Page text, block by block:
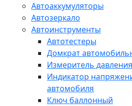
Автоаккумуляторы
Автозеркало
Автоинструменты
Автотестеры
Домкрат
Измеритель
Индикатор
автомобиля
Ключ баллонный